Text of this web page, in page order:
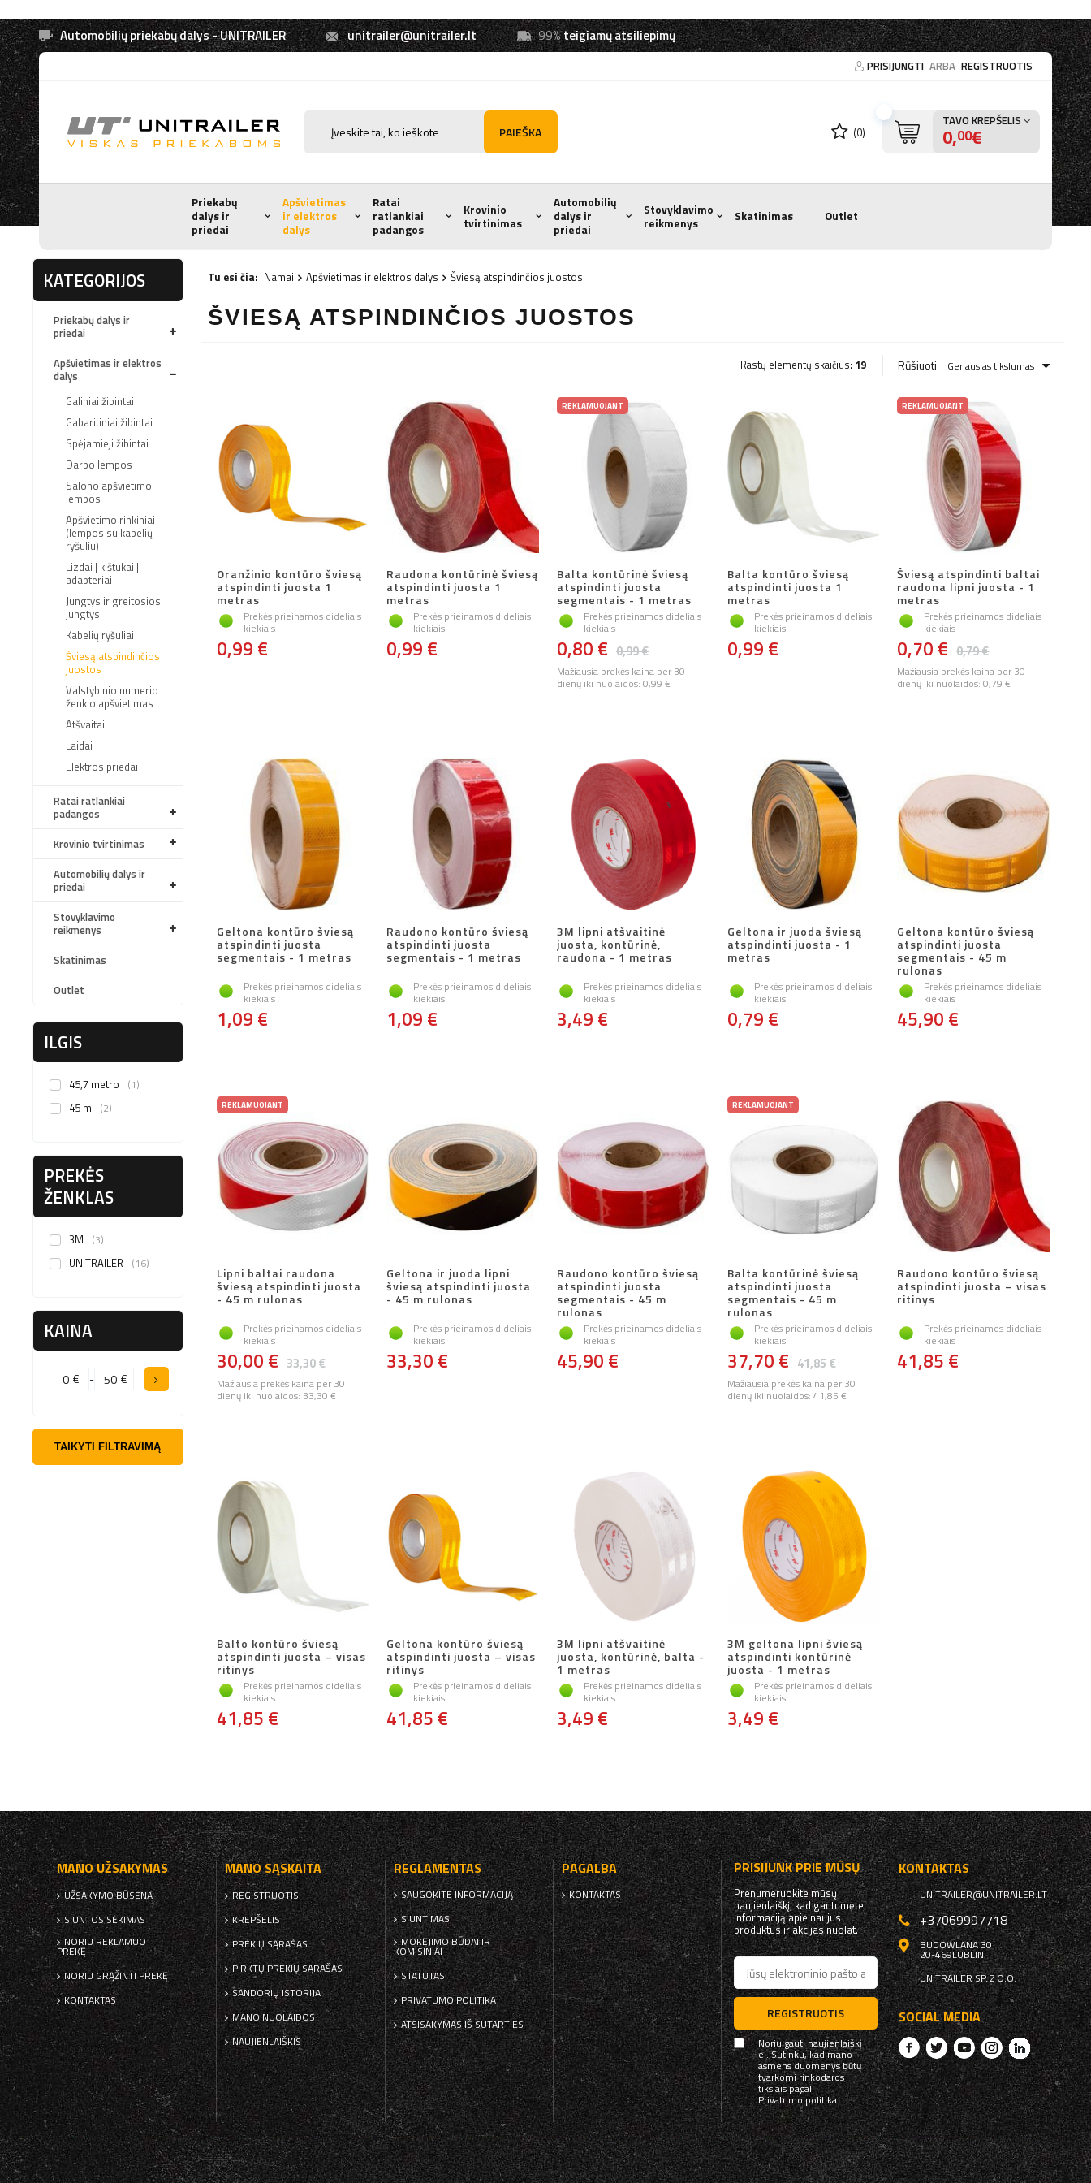
Automobilių priekabų dalys - UNITRAILER unitrailer@unitrailer.lt 99%teigiamų atsiliepimų
PRISIJUNGTI ARBA REGISTRUOTIS
PAIEŠKA (0)
TAVO KREPŠELIS
0,00€
Priekabų
dalys ir
priedai
Apšvietimas
ir elektros
dalys
Ratai
ratlankiai
padangos
Krovinio
tvirtinimas
Automobilių
dalys ir
priedai
Stovyklavimo
reikmenys
Skatinimas Outlet
KATEGORIJOS
Priekabų dalys ir
priedai
Apšvietimas ir elektros
dalys
Galiniai žibintai
Gabaritiniai žibintai
Spėjamieji žibintai
Darbo lempos
Salono apšvietimo
lempos
Apšvietimo rinkiniai
(lempos su kabelių
ryšuliu)
Lizdai | kištukai |
adapteriai
Jungtys ir greitosios
jungtys
Kabelių ryšuliai
Šviesą atspindinčios
juostos
Valstybinio numerio
ženklo apšvietimas
Atšvaitai
Laidai
Elektros priedai
Ratai ratlankiai
padangos
Krovinio tvirtinimas
Automobilių dalys ir
priedai
Stovyklavimo
reikmenys
Skatinimas
Outlet
ILGIS
45,7 metro 1
45 m 2
PREKĖS
ŽENKLAS
3M 3
UNITRAILER 16
KAINA
€ - €
TAIKYTI FILTRAVIMĄ
Tu esi čia: Namai Apšvietimas ir elektros dalys Šviesą atspindinčios juostos
ŠVIESĄ ATSPINDINČIOS JUOSTOS
Rastų elementų skaičius: 19 Rūšiuoti Geriausias tikslumas
Oranžinio kontūro šviesą
atspindinti juosta 1
metras
Prekės prieinamos dideliais
kiekiais
0,99 €
Raudona kontūrinė šviesą
atspindinti juosta 1
metras
Prekės prieinamos dideliais
kiekiais
0,99 €
REKLAMUOJANT
Balta kontūrinė šviesą
atspindinti juosta
segmentais - 1 metras
Prekės prieinamos dideliais
kiekiais
0,99 €
0,80 €
Mažiausia prekės kaina per 30
dienų iki nuolaidos: 0,99 €
Balta kontūro šviesą
atspindinti juosta 1
metras
Prekės prieinamos dideliais
kiekiais
0,99 €
REKLAMUOJANT
Šviesą atspindinti baltai
raudona lipni juosta - 1
metras
Prekės prieinamos dideliais
kiekiais
0,79 €
0,70 €
Mažiausia prekės kaina per 30
dienų iki nuolaidos:0,79 €
Geltona kontūro šviesą
atspindinti juosta
segmentais - 1 metras
Prekės prieinamos dideliais
kiekiais
1,09 €
Raudono kontūro šviesą
atspindinti juosta
segmentais - 1 metras
Prekės prieinamos dideliais
kiekiais
1,09 €
3M lipni atšvaitinė
juosta, kontūrinė,
raudona - 1 metras
Prekės prieinamos dideliais
kiekiais
3,49 €
Geltona ir juoda šviesą
atspindinti juosta - 1
metras
Prekės prieinamos dideliais
kiekiais
0,79 €
Geltona kontūro šviesą
atspindinti juosta
segmentais - 45 m
rulonas
Prekės prieinamos dideliais
kiekiais
45,90 €
REKLAMUOJANT
Lipni baltai raudona
šviesą atspindinti juosta
- 45 m rulonas
Prekės prieinamos dideliais
kiekiais
33,30 €
30,00 €
Mažiausia prekės kaina per 30
dienų iki nuolaidos: 33,30 €
Geltona ir juoda lipni
šviesą atspindinti juosta
- 45 m rulonas
Prekės prieinamos dideliais
kiekiais
33,30 €
Raudono kontūro šviesą
atspindinti juosta
segmentais - 45 m
rulonas
Prekės prieinamos dideliais
kiekiais
45,90 €
REKLAMUOJANT
Balta kontūrinė šviesą
atspindinti juosta
segmentais - 45 m
rulonas
Prekės prieinamos dideliais
kiekiais
41,85 €
37,70 €
Mažiausia prekės kaina per 30
dienų iki nuolaidos: 41,85 €
Raudono kontūro šviesą
atspindinti juosta – visas
ritinys
Prekės prieinamos dideliais
kiekiais
41,85 €
Balto kontūro šviesą
atspindinti juosta – visas
ritinys
Prekės prieinamos dideliais
kiekiais
41,85 €
Geltona kontūro šviesą
atspindinti juosta – visas
ritinys
Prekės prieinamos dideliais
kiekiais
41,85 €
3M lipni atšvaitinė
juosta, kontūrinė, balta -
1 metras
Prekės prieinamos dideliais
kiekiais
3,49 €
3M geltona lipni šviesą
atspindinti kontūrinė
juosta - 1 metras
Prekės prieinamos dideliais
kiekiais
3,49 €
MANO UŽSAKYMAS
UŽSAKYMO BŪSENA
SIUNTOS SEKIMAS
NORIU REKLAMUOTI
PREKĘ
NORIU GRĄŽINTI PREKĘ
KONTAKTAS
MANO SĄSKAITA
REGISTRUOTIS
KREPŠELIS
PREKIŲ SĄRAŠAS
PIRKTŲ PREKIŲ SĄRAŠAS
SANDORIŲ ISTORIJA
MANO NUOLAIDOS
NAUJIENLAIŠKIS
REGLAMENTAS
SAUGOKITE INFORMACIJĄ
SIUNTIMAS
MOKĖJIMO BŪDAI IR
KOMISINIAI
STATUTAS
PRIVATUMO POLITIKA
ATSISAKYMAS IŠ SUTARTIES
PAGALBA
KONTAKTAS
PRISIJUNK PRIE MŪSŲ
Prenumeruokite mūsų
naujienlaiškį, kad gautumėte
informaciją apie naujus
produktus ir akcijas nuolat.
REGISTRUOTIS
Noriu gauti naujienlaiškį
el. Sutinku, kad mano
asmens duomenys būtų
tvarkomi rinkodaros
tikslais pagal
Privatumo politika
KONTAKTAS
UNITRAILER@UNITRAILER.LT
+37069997718
BUDOWLANA 30
20-469LUBLIN
UNITRAILER SP. Z O.O.
SOCIAL MEDIA